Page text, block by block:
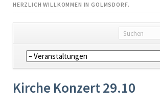
HERZLICH WILLKOMMEN IN GOLMSDORF.
Navigation
überspringen
Kirche Konzert 29.10